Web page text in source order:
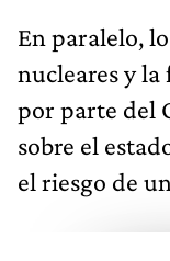
En paralelo,
nucleares y la
por parte del
sobre el
el riesgo de